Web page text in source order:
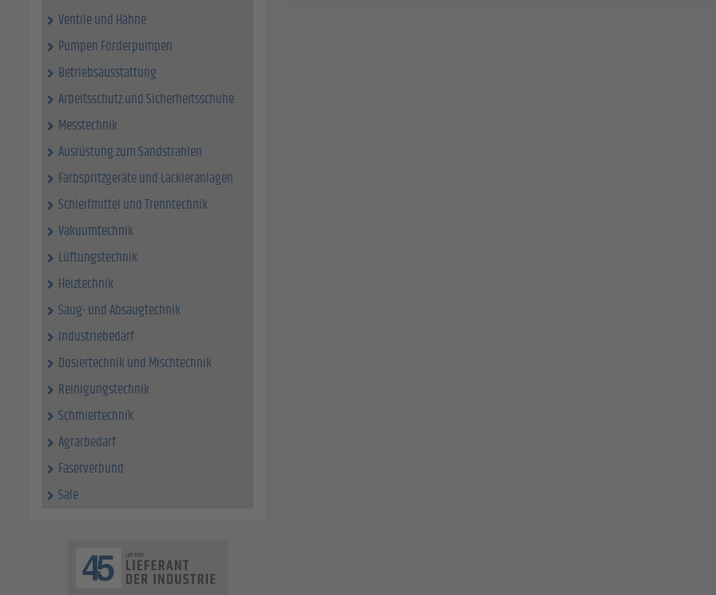
Ventile und Hähne
Pumpen Förderpumpen
Betriebsausstattung
Arbeitsschutz und Sicherheitsschuhe
Messtechnik
Ausrüstung zum Sandstrahlen
Farbspritzgeräte und Lackieranlagen
Schleifmittel und Trenntechnik
Vakuumtechnik
Lüftungstechnik
Heiztechnik
Saug- und Absaugtechnik
Industriebedarf
Dosiertechnik und Mischtechnik
Reinigungstechnik
Schmiertechnik
Agrarbedarf
Faserverbund
Sale